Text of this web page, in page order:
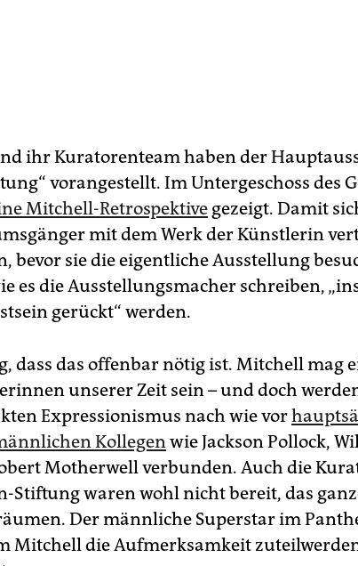
ihr Kuratorenteam haben der
vorangestellt. Im Untergeschoss des
Mitchell-Retrospektive gezeigt. Damit
mit dem Werk der Künstlerin
bevor sie die eigentliche Ausstellung
es die Ausstellungsmacher schreiben,
gerückt“ werden.
dass das offenbar nötig ist. Mitchell mag
unserer Zeit sein – und doch
Expressionismus nach wie vor
Kollegenwie Jackson Pollock,
Motherwell verbunden. Auch die
Stiftung waren wohl nicht bereit, das
Der männliche Superstar im
Mitchell die Aufmerksamkeit